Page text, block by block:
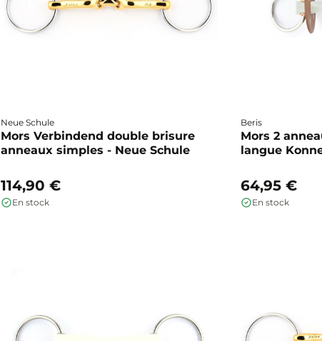
Neue Schule
Mors Verbindend double brisure
anneaux simples - Neue Schule
114,90 €
En stock
Beris
Mors 2
langue
64,95 €
En stock